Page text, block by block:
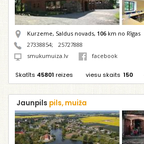
Kurzeme, Saldus novads, 106 km no Rīgas
27338854;
25727888
smukumuiza.lv
facebook
Skatīts 45801 reizes viesu skaits 150
Jaunpils pils, muiža